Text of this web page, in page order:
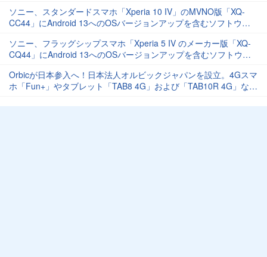
ソニー、スタンダードスマホ「Xperia 10 IV」のMVNO版「XQ-
CC44」にAndroid 13へのOSバージョンアップを含むソフトウェ
ソニー、フラッグシップスマホ「Xperia 5 IV のメーカー版「XQ-
CQ44」にAndroid 13へのOSバージョンアップを含むソフトウェ
Orbicが日本参入へ！日本法人オルビックジャパンを設立。4Gスマ
ホ「Fun+」やタブレット「TAB8 4G」および「TAB10R 4G」など